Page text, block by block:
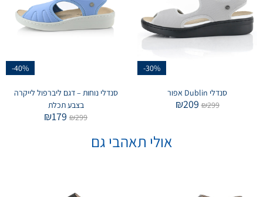
-30%
סנדלי Dublin אפור
₪299
₪209
-40%
סנדלי נוחות – דגם ליברפול לייקרה
בצבע תכלת
₪299
₪179
אולי תאהבי גם